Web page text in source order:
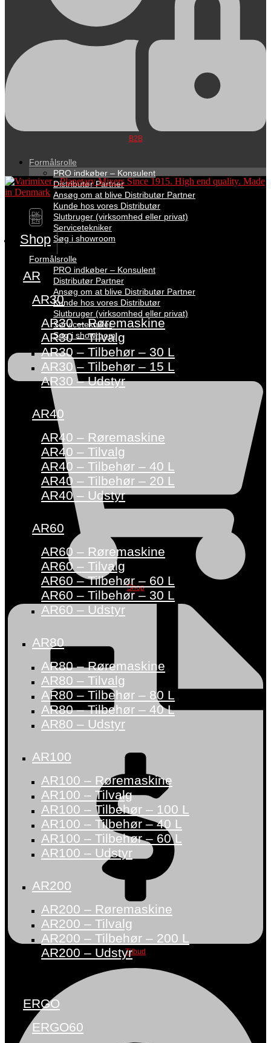
B2B
Formålsrolle
PRO indkøber – Konsulent
Distributør Partner
Ansøg om at blive Distributør Partner
Kunde hos vores Distributør
Slutbruger (virksomhed eller privat)
Servicetekniker
Søg i showroom
Formålsrolle
PRO indkøber – Konsulent
Distributør Partner
Ansøg om at blive Distributør Partner
Kunde hos vores Distributør
Slutbruger (virksomhed eller privat)
Servicetekniker
Søg i showroom
Shop
Tilbud
DK
EN
Shop
AR
AR30
AR30 – Røremaskine
AR30 – Tilvalg
AR30 – Tilbehør – 30 L
AR30 – Tilbehør – 15 L
AR30 – Udstyr
AR40
AR40 – Røremaskine
AR40 – Tilvalg
AR40 – Tilbehør – 40 L
AR40 – Tilbehør – 20 L
AR40 – Udstyr
AR60
AR60 – Røremaskine
AR60 – Tilvalg
AR60 – Tilbehør – 60 L
AR60 – Tilbehør – 30 L
AR60 – Udstyr
AR80
AR80 – Røremaskine
AR80 – Tilvalg
AR80 – Tilbehør – 80 L
AR80 – Tilbehør – 40 L
AR80 – Udstyr
AR100
AR100 – Røremaskine
AR100 – Tilvalg
AR100 – Tilbehør – 100 L
AR100 – Tilbehør – 40 L
AR100 – Tilbehør – 60 L
AR100 – Udstyr
AR200
AR200 – Røremaskine
AR200 – Tilvalg
AR200 – Tilbehør – 200 L
AR200 – Udstyr
ERGO
ERGO60